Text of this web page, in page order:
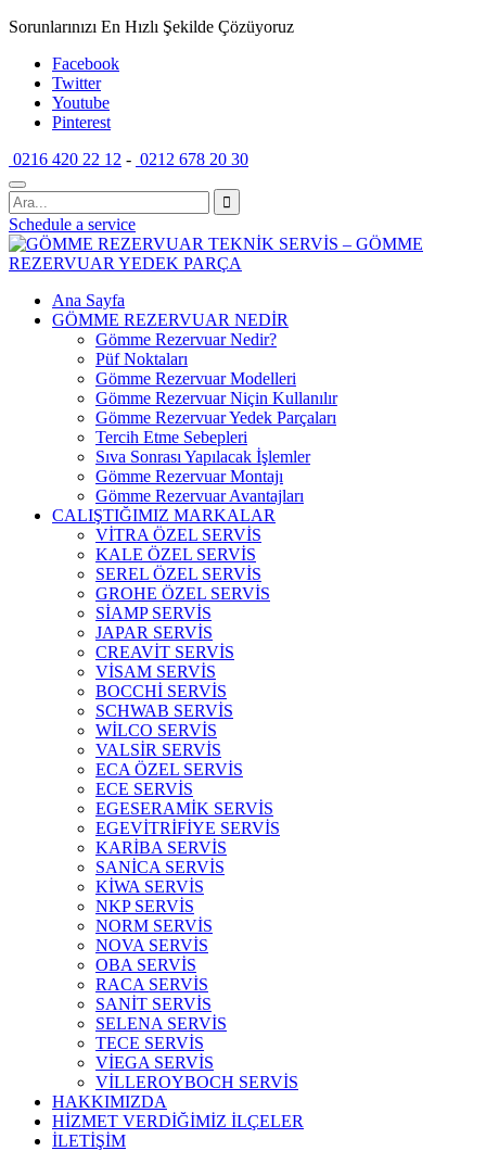
Sorunlarınızı En Hızlı Şekilde Çözüyoruz
Facebook
Twitter
Youtube
Pinterest
0216 420 22 12 - 0212 678 20 30
Schedule a service
Ana Sayfa
GÖMME REZERVUAR NEDİR
Gömme Rezervuar Nedir?
Püf Noktaları
Gömme Rezervuar Modelleri
Gömme Rezervuar Niçin Kullanılır
Gömme Rezervuar Yedek Parçaları
Tercih Etme Sebepleri
Sıva Sonrası Yapılacak İşlemler
Gömme Rezervuar Montajı
Gömme Rezervuar Avantajları
CALIŞTIĞIMIZ MARKALAR
VİTRA ÖZEL SERVİS
KALE ÖZEL SERVİS
SEREL ÖZEL SERVİS
GROHE ÖZEL SERVİS
SİAMP SERVİS
JAPAR SERVİS
CREAVİT SERVİS
VİSAM SERVİS
BOCCHİ SERVİS
SCHWAB SERVİS
WİLCO SERVİS
VALSİR SERVİS
ECA ÖZEL SERVİS
ECE SERVİS
EGESERAMİK SERVİS
EGEVİTRİFİYE SERVİS
KARİBA SERVİS
SANİCA SERVİS
KİWA SERVİS
NKP SERVİS
NORM SERVİS
NOVA SERVİS
OBA SERVİS
RACA SERVİS
SANİT SERVİS
SELENA SERVİS
TECE SERVİS
VİEGA SERVİS
VİLLEROYBOCH SERVİS
HAKKIMIZDA
HİZMET VERDİĞİMİZ İLÇELER
İLETİŞİM